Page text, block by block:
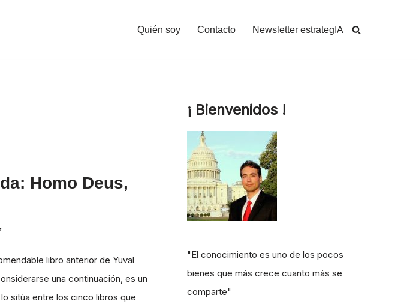
Quién soy Contacto Newsletter estrategIA
Homo Deus,
libro anterior de Yuval
una continuación, es un
sitúa entre los cinco libros que
¡ Bienvenidos !
"El conocimiento es uno de los pocos
bienes que más crece cuanto más se
comparte"